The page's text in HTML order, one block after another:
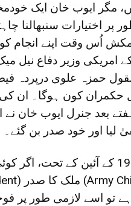
مگر ایوب خان ایک
پر اختیارات سنبھالنا
اُس وقت اپنے انجام
وزیر دفاع نیل میک
حمزہ علوی درپردہ
حکمران کون ہوگا۔ ان
بعد جنرل ایوب خان نے
لیا اور خود صدر بن گئے۔
پاکستان کے 1973 کے آئین کے تحت،
تو اسے لازمی طور پر